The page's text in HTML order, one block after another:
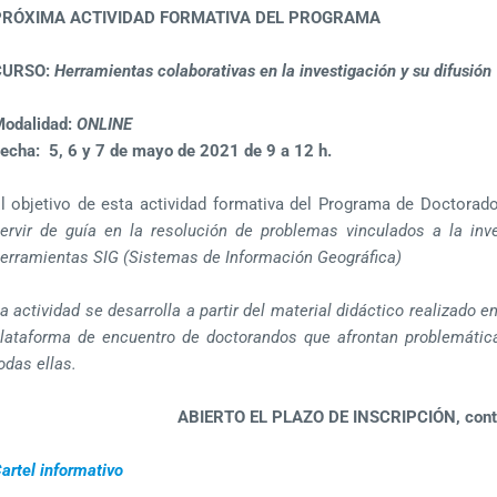
ACTIVIDAD FORMATIVA DEL PROGRAMA
Herramientas colaborativas en la investigación y su difusión
odalidad:ONLINE
5, 6 y 7 de mayo de 2021 de 9 a 12 h.
objetivo de esta actividad formativa del Programa de
de guía en la resolución de problemas vinculados a la
SIG (Sistemas de Información Geográfica)
actividad se desarrolla a partir del material didáctico realizado
de encuentro dedoctorandos que afrontan
ellas.
ABIERTO EL PLAZO DE INSCRIPCIÓN,
informativo